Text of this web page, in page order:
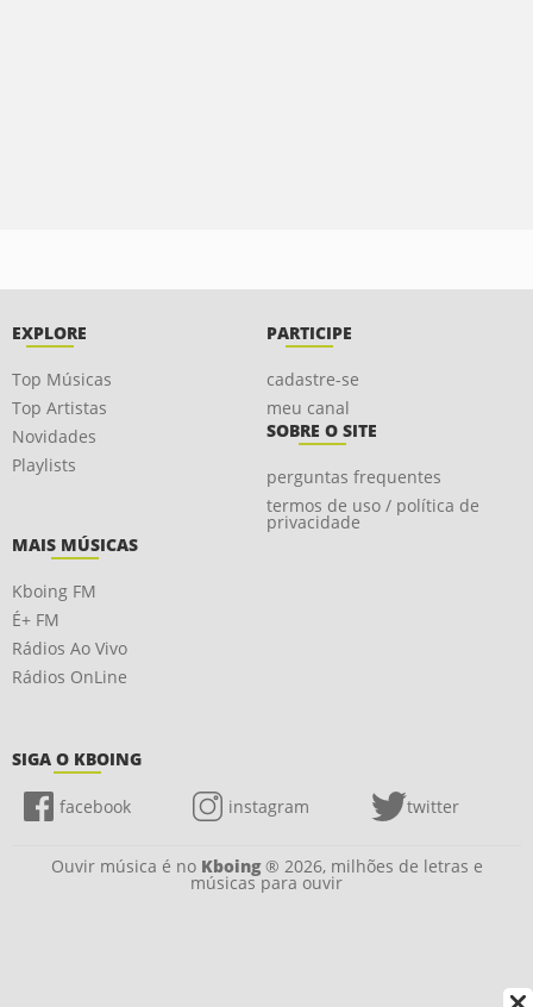
EXPLORE
Top Músicas
Top Artistas
Novidades
Playlists
PARTICIPE
cadastre-se
meu canal
SOBRE O SITE
perguntas frequentes
termos de uso / política de
privacidade
MAIS MÚSICAS
Kboing FM
É+ FM
Rádios Ao Vivo
Rádios OnLine
SIGA O KBOING
facebook instagram twitter
Ouvir música é no Kboing® 2026, milhões de letras e
músicas para ouvir